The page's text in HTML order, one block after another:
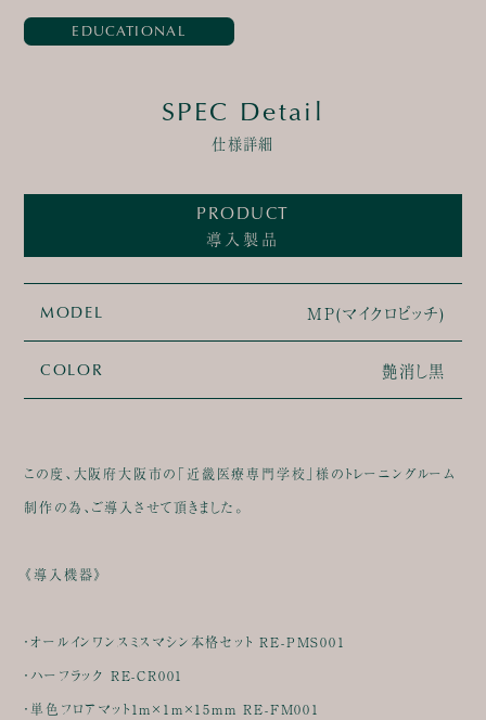
EDUCATIONAL
SPEC Detail
仕様詳細
PRODUCT
導入製品
MODEL MP(マイクロピッチ)
COLOR 艶消し黒
この度、大阪府大阪市の「近畿医療専門学校」様のトレーニングルーム
制作の為、ご導入させて頂きました。
《導入機器》
・オールインワンスミスマシン本格セット RE-PMS001
・ハーフラック RE-CR001
・単色フロアマット1m×1m×15mm RE-FM001